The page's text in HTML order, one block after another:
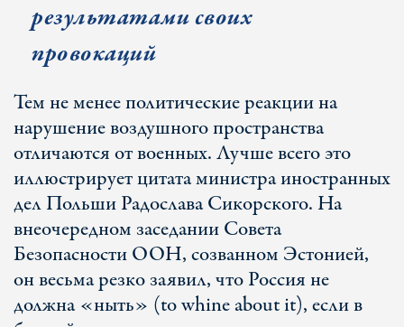
результатами своих
провокаций
Тем не менее политические реакции на
нарушение воздушного пространства
отличаются от военных. Лучше всего это
иллюстрирует цитата министра иностранных
дел Польши Радослава Сикорского. На
внеочередном заседании Совета
Безопасности ООН, созванном Эстонией,
он весьма резко заявил, что Россия не
должна «ныть» (to whine about it), если в